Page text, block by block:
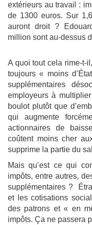
extérieurs au travail :
de 1300 euros. Sur
auront droit ?
million sont au-dessus
A quoi tout cela rime-t-
toujours « moins
supplémentaires
employeurs à
boulot plutôt que
qui augmente
actionnaires de
coûtent moins cher
supprime la partie du
Mais qu’est ce qui
impôts, entre autres,
supplémentaires ?
et les cotisations
des patrons et « en
impôts. Ça ne passera